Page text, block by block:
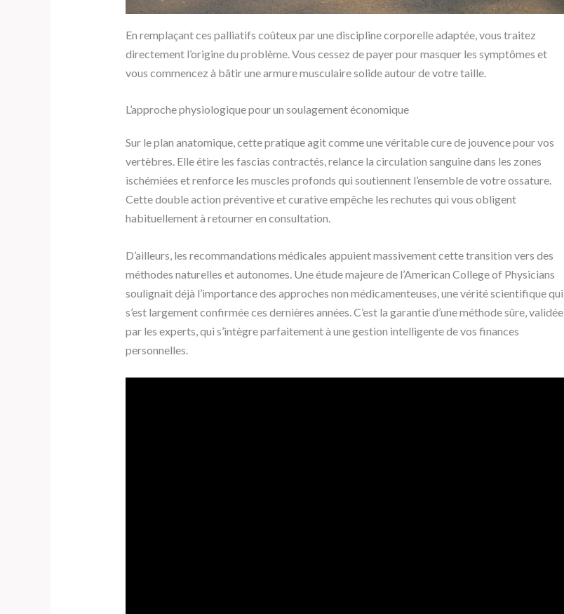
En remplaçant ces palliatifs coûteux par une discipline corporelle adaptée, vous traitez
directement l’origine du problème. Vous cessez de payer pour masquer les symptômes et
vous commencez à bâtir une armure musculaire solide autour de votre taille.
L’approche physiologique pour un soulagement économique
Sur le plan anatomique, cette pratique agit comme une véritable cure de jouvence pour vos
vertèbres. Elle étire les fascias contractés, relance la circulation sanguine dans les zones
ischémiées et renforce les muscles profonds qui soutiennent l’ensemble de votre ossature.
Cette double action préventive et curative empêche les rechutes qui vous obligent
habituellement à retourner en consultation.
D’ailleurs, les recommandations médicales appuient massivement cette transition vers des
méthodes naturelles et autonomes. Une étude majeure de l’American College of Physicians
soulignait déjà l’importance des approches non médicamenteuses, une vérité scientifique qui
s’est largement confirmée ces dernières années. C’est la garantie d’une méthode sûre, validée
par les experts, qui s’intègre parfaitement à une gestion intelligente de vos finances
personnelles.